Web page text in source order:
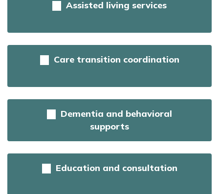
Assisted living services
Care transition coordination
Dementia and behavioral
supports
Education and consultation